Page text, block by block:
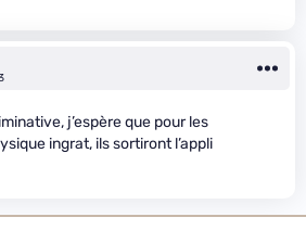
j’espère que pour les
ingrat, ils sortiront l’appli